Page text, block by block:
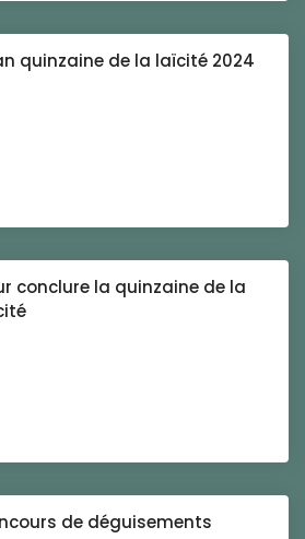
quinzaine de la laïcité 2024
conclure la quinzaine de la
de déguisements